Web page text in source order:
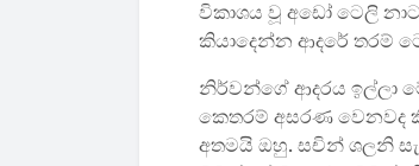
විකාශය වූ අඩෝ ටෙලි
කියාදෙන්න ආදරේ තරම්
නිර්වන්ගේ ආදරය ඉල්ලා
කෙතරම් අසරණ වෙනවද
අතමයි ඔහු. සචින් ශලනි